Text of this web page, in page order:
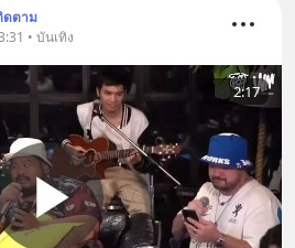
ใจเค้าแบบไม่รู้
ดู ก็คือเราเสพ
มรัก เราสามารถ
ที่เราไม่อยู่บนโลก
อจากนั้นได้
ดตาม
• บันเทิง
2:17